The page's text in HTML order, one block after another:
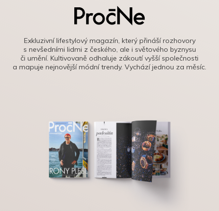
Exkluzivní lifestylový magazín, který přináší rozhovory
s nevšedními lidmi z českého, ale i světového byznysu
či umění. Kultivovaně odhaluje zákoutí vyšší společnosti
a mapuje nejnovější módní trendy. Vychází jednou za měsíc.